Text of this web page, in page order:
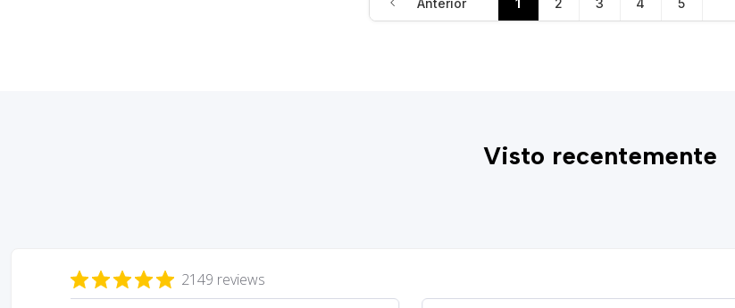
Visto recentemente
2149 reviews